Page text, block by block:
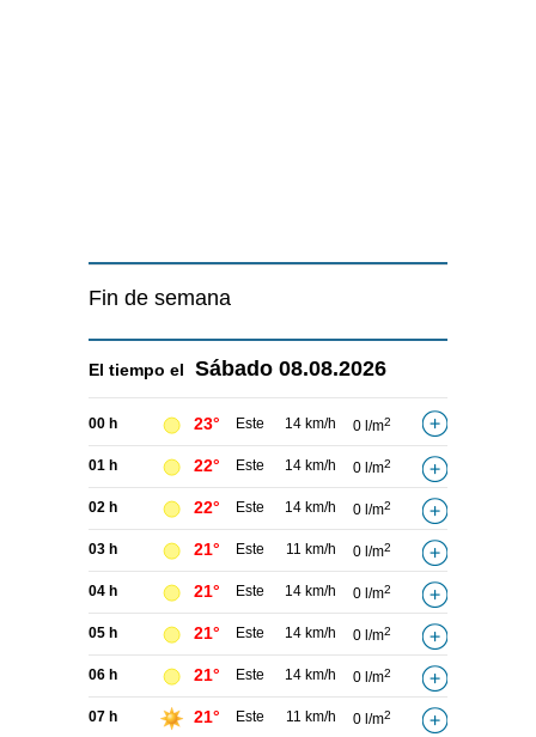
Fin de semana
El tiempo el Sábado 08.08.2026
00 h 23° Este 14 km/h 0 l/m2
01 h 22° Este 14 km/h 0 l/m2
02 h 22° Este 14 km/h 0 l/m2
03 h 21° Este 11 km/h 0 l/m2
04 h 21° Este 14 km/h 0 l/m2
05 h 21° Este 14 km/h 0 l/m2
06 h 21° Este 14 km/h 0 l/m2
07 h 21° Este 11 km/h 0 l/m2